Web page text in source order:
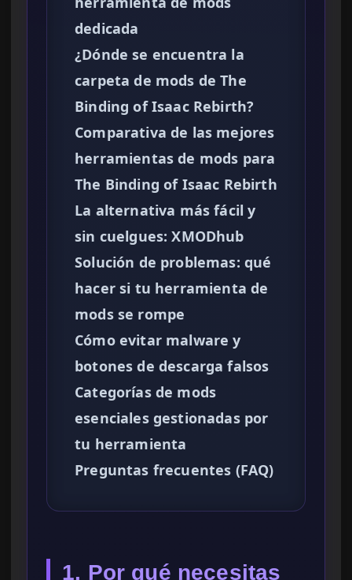
dedicada
¿Dónde se encuentra la
carpeta de mods de The
Binding of Isaac Rebirth?
Comparativa de las mejores
herramientas de mods para
The Binding of Isaac Rebirth
La alternativa más fácil y
sin cuelgues: XMODhub
Solución de problemas: qué
hacer si tu herramienta de
mods se rompe
Cómo evitar malware y
botones de descarga falsos
Categorías de mods
esenciales gestionadas por
tu herramienta
Preguntas frecuentes (FAQ)
1. Por qué necesitas